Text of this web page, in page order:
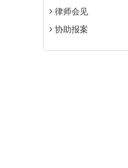
律师会见
协助报案